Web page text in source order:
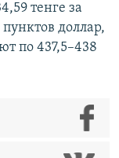
тенге за
доллар,
по 437,5–438